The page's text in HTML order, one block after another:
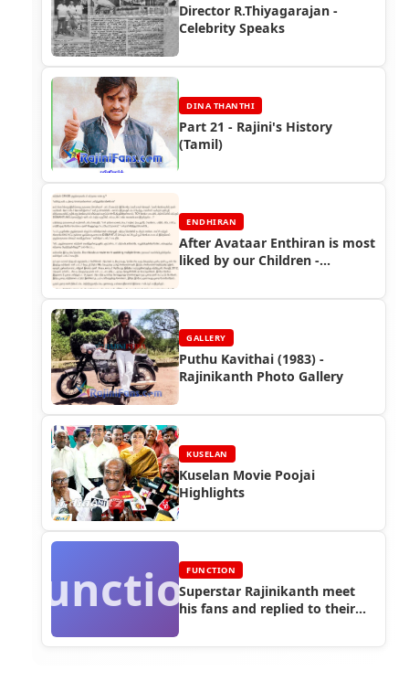
Director R.Thiyagarajan -
Celebrity Speaks
DINA THANTHI
Part 21 - Rajini's History
(Tamil)
ENDHIRAN
After Avataar Enthiran is most
liked by our Children -
GALLERY
Puthu Kavithai (1983) -
Rajinikanth Photo Gallery
KUSELAN
Kuselan Movie Poojai
Highlights
FunctionFUNCTION
Superstar Rajinikanth meet
his fans and replied to their